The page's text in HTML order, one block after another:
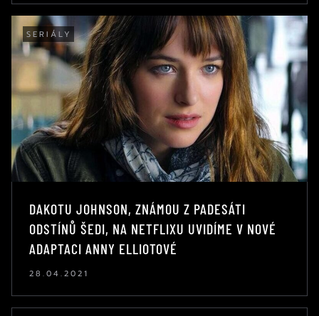
SERIÁLY
DAKOTU JOHNSON, ZNÁMOU Z PADESÁTI
ODSTÍNŮ ŠEDI, NA NETFLIXU UVIDÍME V NOVÉ
ADAPTACI ANNY ELLIOTOVÉ
28.04.2021